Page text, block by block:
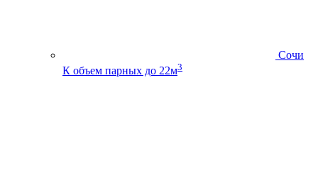
Сочи
К объем парных до 22м3